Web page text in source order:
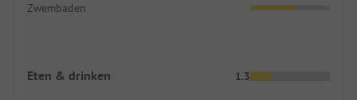
Zwembaden
Eten & drinken 1.3